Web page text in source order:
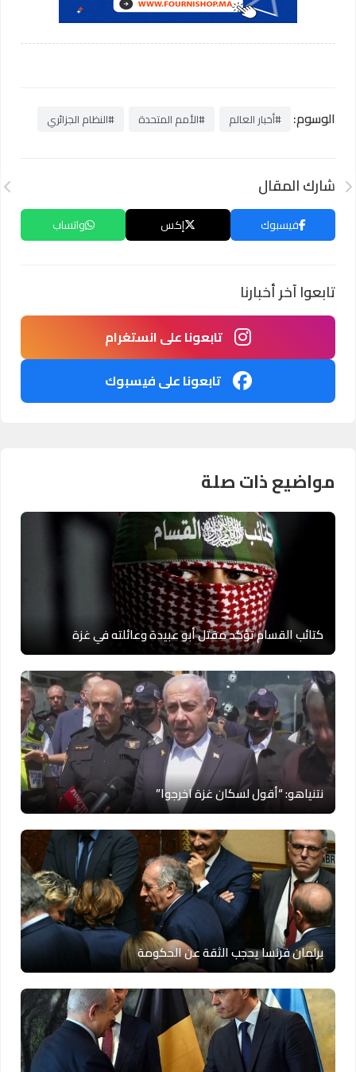
الوسوم: #أخبار العالم #الأمم المتحدة #النظام الجزائري
شارك المقال
فيسبوك إكس واتساب
تابعوا آخر أخبارنا
تابعونا على انستغرام
تابعونا على فيسبوك
مواضيع ذات صلة
كتائب القسام تؤكد مقتل أبو عبيدة وعائلته في غزة
نتنياهو: “أقول لسكان غزة اخرجوا”
برلمان فرنسا يحجب الثقة عن الحكومة